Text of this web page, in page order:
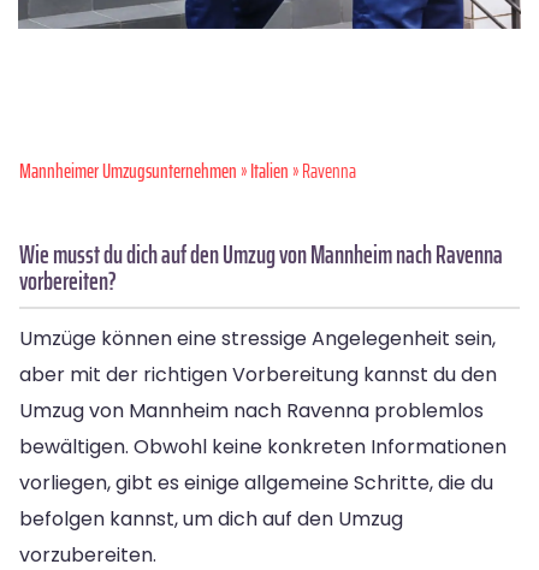
Mannheimer Umzugsunternehmen»Italien» Ravenna
Wie musst du dich auf den Umzug von Mannheim nach Ravenna
vorbereiten?
Umzüge können eine stressige Angelegenheit sein,
aber mit der richtigen Vorbereitung kannst du den
Umzug von Mannheim nach Ravenna problemlos
bewältigen. Obwohl keine konkreten Informationen
vorliegen, gibt es einige allgemeine Schritte, die du
befolgen kannst, um dich auf den Umzug
vorzubereiten.